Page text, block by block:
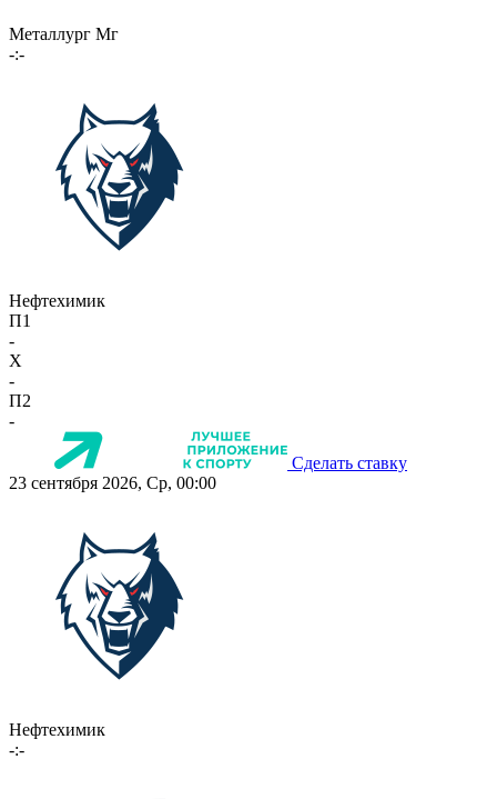
Металлург Мг
-:-
Нефтехимик
П1
-
X
-
П2
-
Сделать ставку
23 сентября 2026, Ср, 00:00
Нефтехимик
-:-